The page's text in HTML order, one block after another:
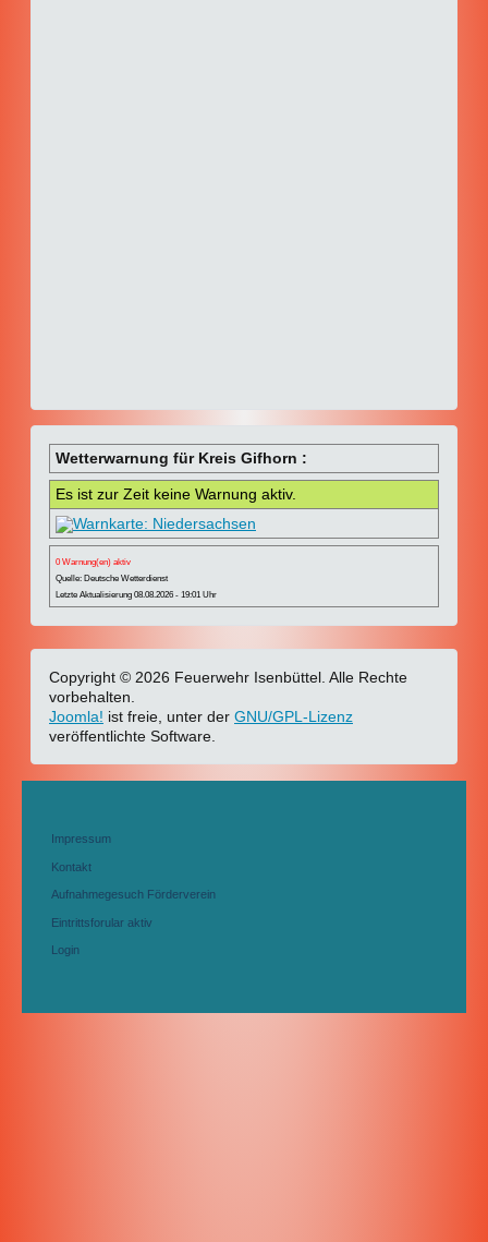
Wetterwarnung für Kreis Gifhorn :
Es ist zur Zeit keine Warnung aktiv.
0 Warnung(en) aktiv
Quelle: Deutsche Wetterdienst
Letzte Aktualisierung 08.08.2026 - 19:01 Uhr
Copyright © 2026 Feuerwehr Isenbüttel. Alle Rechte
vorbehalten.
Joomla! ist freie, unter der GNU/GPL-Lizenz
veröffentlichte Software.
Impressum
Kontakt
Aufnahmegesuch Förderverein
Eintrittsforular aktiv
Login